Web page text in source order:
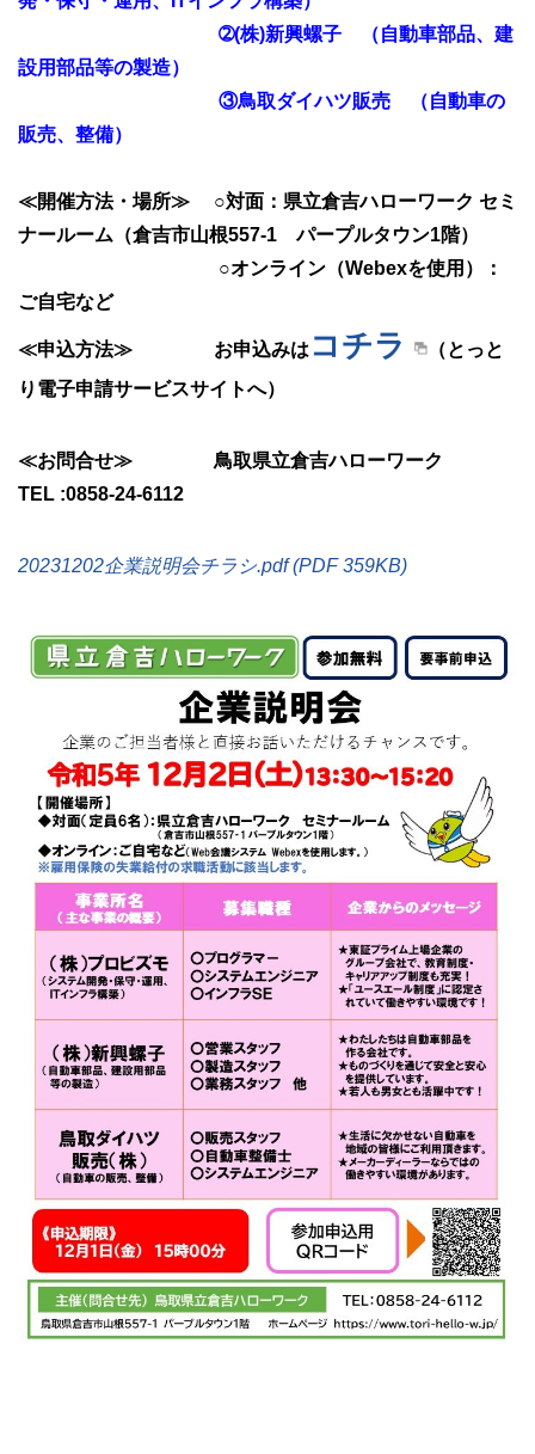
➁(株)新興螺子 （自動車部品、建
設用部品等の製造）
③鳥取ダイハツ販売 （自動車の
販売、整備）
≪開催方法・場所≫
○対面：県立倉吉ハローワーク セミ
ナールーム（倉吉市山根557-1 パープルタウン1階）
○オンライ ン（Webexを使用）：
ご自宅など
≪申込方法≫ お申込みは コチラ
（とっと
り電子申請サービスサイトへ）
≪お問合せ≫ 鳥取県立倉吉ハローワーク
TEL :0858-24-6112
20231202企業説明会チラシ.pdf (PDF 359KB)